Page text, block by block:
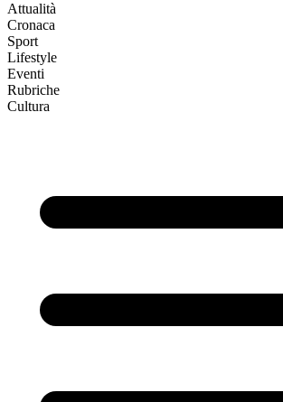
Attualità
Cronaca
Sport
Lifestyle
Eventi
Rubriche
Cultura